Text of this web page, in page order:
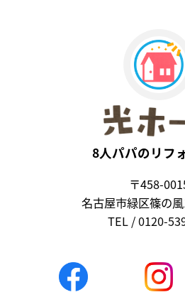
8人パパのリフ
〒458-
名古屋市緑区篠の
TEL / 0120-